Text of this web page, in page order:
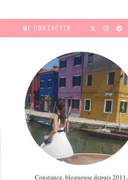
ME CONTACTER
Constance, blogueuse depuis 2011,